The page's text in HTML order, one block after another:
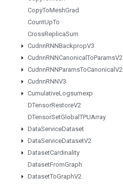
CopyToMeshGrad
CountUpTo
CrossReplicaSum
CudnnRNNBackpropV3
CudnnRNNCanonical ToParamsV2
CudnnRNNParamsToCanonical V2
CudnnRNNV3
CumulativeLogsumexp
DTensorRestoreV2
DTensorSetGlobal TPUArray
DataServiceDataset
DataServiceDatasetV2
DatasetCardinality
DatasetFromGraph
DatasetToGraphV2